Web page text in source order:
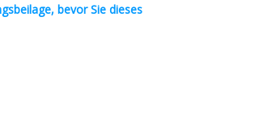
bevor Sie dieses